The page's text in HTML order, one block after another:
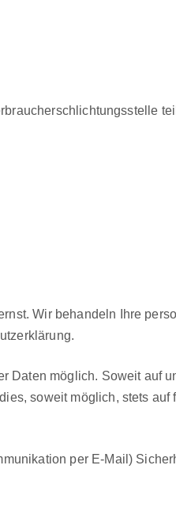
Wir behan­deln Ihre
Dat­en möglich. Soweit auf
soweit möglich, stets
per E-Mail)